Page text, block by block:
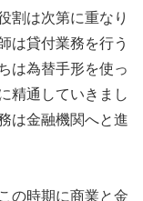
割は次第に重なり
は貸付業務を行う
は為替手形を使っ
精通していきまし
は金融機関へと進
の時期に商業と金